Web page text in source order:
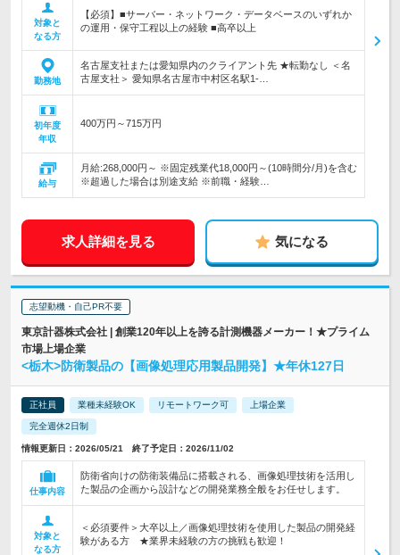
対象と
なる方
【必須】■サーバー・ネットワーク・データベースのいずれか
の運用・保守工程以上の経験 ■高卒以上
勤務地
名古屋支社または愛知県内のクライアント先 ★転勤なし ＜名
古屋支社＞ 愛知県名古屋市中村区名駅1-…
初年度
年収
400万円～715万円
給与
月給:268,000円～ ※固定残業代18,000円～(10時間分/月)を含む
※超過した場合は別途支給 ※前職・経験…
求人詳細を見る 気になる
志望動機・自己PR不要
東京計器株式会社 | 創業120年以上を誇る計測機器メーカー！★プライム
市場上場企業
<栃木>防衛製品の【画像処理応用製品開発】★年休127日
正社員 業種未経験OK リモートワーク可 上場企業
完全週休2日制
情報更新日：2026/05/21 終了予定日：2026/11/02
仕事内容
防衛省向けの防衛装備品に搭載される、画像処理技術を活用し
た製品の企画から設計などの開発業務全般をお任せします。
対象と
なる方
＜必須要件＞大卒以上／画像処理技術を使用した製品の開発経
験がある方 ★業界未経験の方の挑戦も歓迎！